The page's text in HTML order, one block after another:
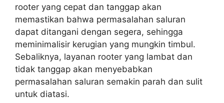
rooter yang cepat dan tanggap akan
memastikan bahwa permasalahan saluran
dapat ditangani dengan segera, sehingga
meminimalisir kerugian yang mungkin timbul.
Sebaliknya, layanan rooter yang lambat dan
tidak tanggap akan menyebabkan
permasalahan saluran semakin parah dan sulit
untuk diatasi.